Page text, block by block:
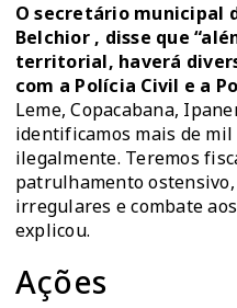
O secretário municipal
Belchior , disse que
territorial, haverá
com a Polícia Civil e a
Leme, Copacabana,
identificamos mais de
ilegalmente. Teremos
patrulhamento
irregulares e combate
explicou.
Ações